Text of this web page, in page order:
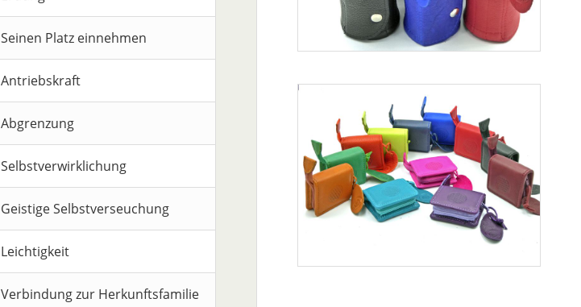
Seinen Platz einnehmen
Antriebskraft
Abgrenzung
Selbstverwirklichung
Geistige Selbstverseuchung
Leichtigkeit
Verbindung zur Herkunftsfamilie